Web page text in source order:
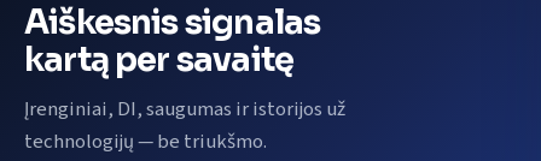
Aiškesnis signalas
kartą per savaitę
Įrenginiai, DI, saugumas ir istorijos už
technologijų — be triukšmo.